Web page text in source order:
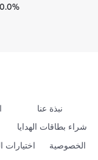
0.0% (مستحيل)
نبذة عنا
شراء بطاقات الهدايا
الخصوصية